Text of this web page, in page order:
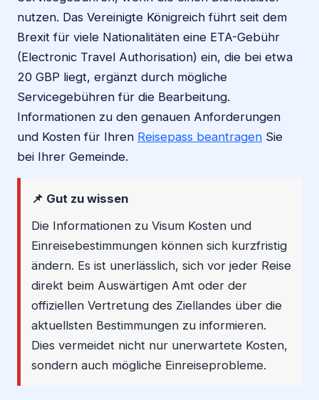
nutzen. Das Vereinigte Königreich führt seit dem
Brexit für viele Nationalitäten eine ETA-Gebühr
(Electronic Travel Authorisation) ein, die bei etwa
20 GBP liegt, ergänzt durch mögliche
Servicegebühren für die Bearbeitung.
Informationen zu den genauen Anforderungen
und Kosten für Ihren Reisepass beantragen Sie
bei Ihrer Gemeinde.
📌 Gut zu wissen
Die Informationen zu Visum Kosten und
Einreisebestimmungen können sich kurzfristig
ändern. Es ist unerlässlich, sich vor jeder Reise
direkt beim Auswärtigen Amt oder der
offiziellen Vertretung des Ziellandes über die
aktuellsten Bestimmungen zu informieren.
Dies vermeidet nicht nur unerwartete Kosten,
sondern auch mögliche Einreiseprobleme.